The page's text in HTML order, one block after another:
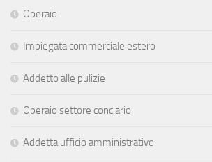
Operaio
Impiegata commerciale estero
Addetto alle pulizie
Operaio settore conciario
Addetta ufficio amministrativo